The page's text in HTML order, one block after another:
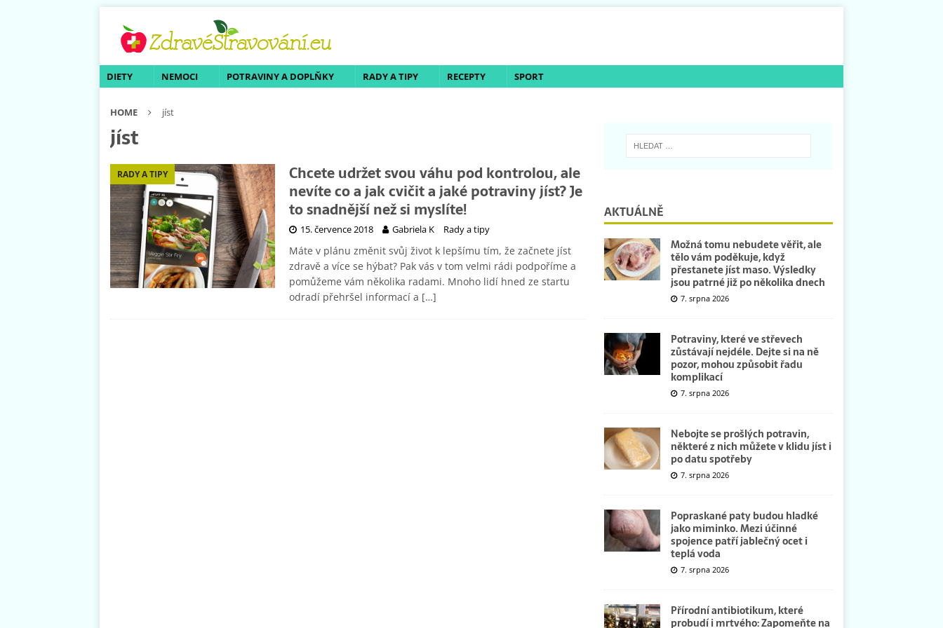
DIETY NEMOCI POTRAVINY A DOPLŇKY RADY A TIPY RECEPTY SPORT
HOME jíst
jíst
RADY A TIPY
Chcete udržet svou váhu pod kontrolou, ale
nevíte co a jak cvičit a jaké potraviny jíst? Je
to snadnější než si myslíte!
15. července 2018 Gabriela K Rady a tipy
Máte v plánu změnit svůj život k lepšímu tím, že začnete jíst
zdravě a více se hýbat? Pak vás v tom velmi rádi podpoříme a
pomůžeme vám několika radami. Mnoho lidí hned ze startu
odradí přehršel informací a […]
AKTUÁLNĚ
Možná tomu nebudete věřit, ale
tělo vám poděkuje, když
přestanete jíst maso. Výsledky
jsou patrné již po několika dnech
7. srpna 2026
Potraviny, které ve střevech
zůstávají nejdéle. Dejte si na ně
pozor, mohou způsobit řadu
komplikací
7. srpna 2026
Nebojte se prošlých potravin,
některé z nich můžete v klidu jíst i
po datu spotřeby
7. srpna 2026
Popraskané paty budou hladké
jako miminko. Mezi účinné
spojence patří jablečný ocet i
teplá voda
7. srpna 2026
Přírodní antibiotikum, které
probudí i mrtvého: Zapomeňte na